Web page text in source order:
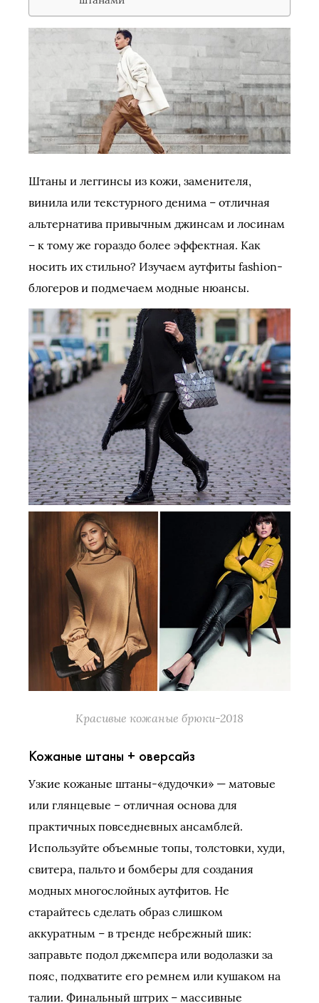
Штаны и леггинсы из кожи, заменителя,
винила или текстурного денима – отличная
альтернатива привычным джинсам и лосинам
– к тому же гораздо более эффектная. Как
носить их стильно? Изучаем аутфиты fashion-
блогеров и подмечаем модные нюансы.
Красивые кожаные брюки-2018
Кожаные штаны + оверсайз
Узкие кожаные штаны-«дудочки» — матовые
или глянцевые – отличная основа для
практичных повседневных ансамблей.
Используйте объемные топы, толстовки, худи,
свитера, пальто и бомберы для создания
модных многослойных аутфитов. Не
старайтесь сделать образ слишком
аккуратным – в тренде небрежный шик:
заправьте подол джемпера или водолазки за
пояс, подхватите его ремнем или кушаком на
талии. Финальный штрих – массивные